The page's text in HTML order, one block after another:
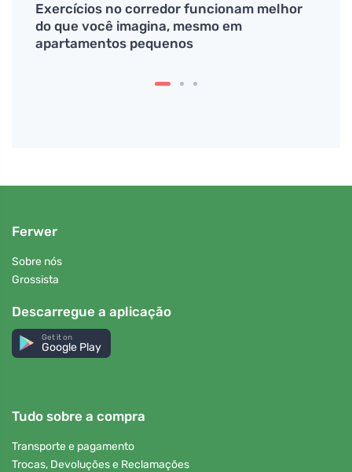
Exercícios no corredor funcionam melhor
do que você imagina, mesmo em
apartamentos pequenos
Ferwer
Sobre nós
Grossista
Descarregue a aplicação
Get it on
Google Play
Tudo sobre a compra
Transporte e pagamento
Trocas, Devoluções e Reclamações